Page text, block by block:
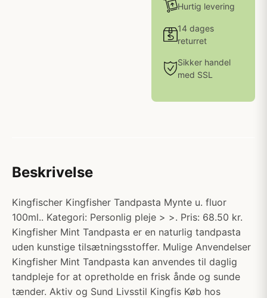
Hurtig levering
14 dages
returret
Sikker handel
med SSL
Beskrivelse
Kingfischer Kingfisher Tandpasta Mynte u. fluor
100ml.. Kategori: Personlig pleje > >. Pris: 68.50 kr.
Kingfisher Mint Tandpasta er en naturlig tandpasta
uden kunstige tilsætningsstoffer. Mulige Anvendelser
Kingfisher Mint Tandpasta kan anvendes til daglig
tandpleje for at opretholde en frisk ånde og sunde
tænder. Aktiv og Sund Livsstil Kingfis Køb hos